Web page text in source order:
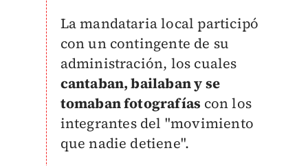
La mandataria local participó
con un contingente de su
administración, los cuales
cantaban, bailaban y se
tomaban fotografías con los
integrantes del "movimiento
que nadie detiene".